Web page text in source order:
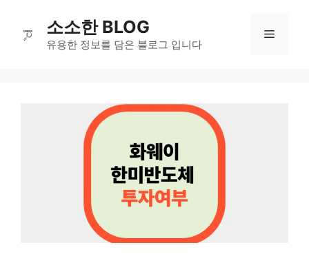
소소한 BLOG
유용한 정보를 담은 블로그 입니다
메